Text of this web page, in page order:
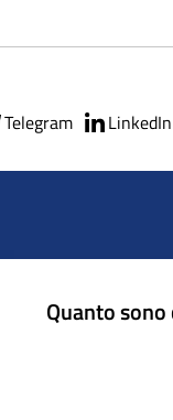
Telegram LinkedIn
Quanto